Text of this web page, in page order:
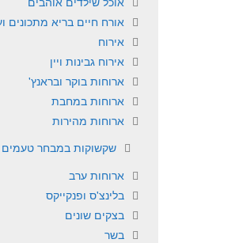
אורח חיים בריא מתכונים
אירוח
אירוח גבינות ויין
ארוחות בוקר ובראנץ'
ארוחות במחבת
ארוחות מהירות
שקשוקות במבחר טעמים
ארוחות ערב
בלינצ'ס ופנקייקס
בצקים שונים
בשר